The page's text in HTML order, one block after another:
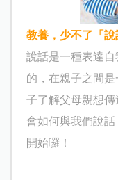
教養，少不了「說
說話是一種表達
的，在親子之間
子了解父母親想
會如何與我們說
開始囉！